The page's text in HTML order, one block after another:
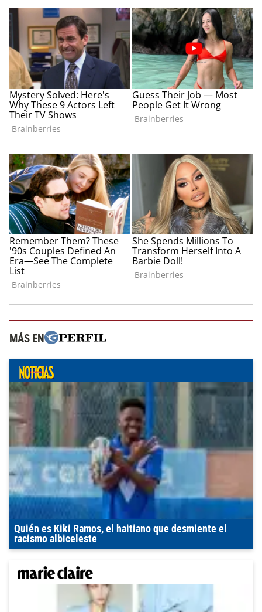
MÁS EN
Quién es Kiki Ramos, el haitiano que desmiente el
racismo albiceleste